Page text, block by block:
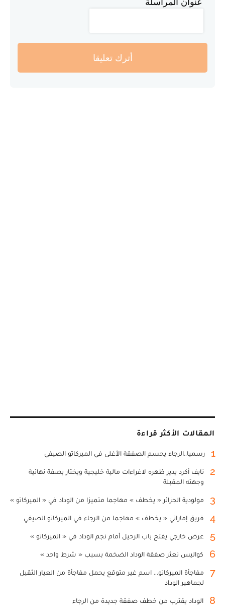
أترك تعليقا
المقالات الأكثر قراءة
1 رسميا..الرجاء يحسم الصفقة الأغلى في الميركاتو الصيفي
2
نايف أكرد يدير ظهره لاغراءات مالية خليجية ويختار بصفة نهائية
وجهته المقبلة
3 مولودية الجزائر « يخطف » مهاجما متميزا من الوداد في « الميركاتو »
4 فريق إماراتي « يخطف » مهاجما من الرجاء في الميركاتو الصيفي
5 عرض خارجي يفتح باب الرحيل أمام نجم الوداد في « الميركاتو »
6 كواليس تعثر صفقة الوداد الضخمة بسبب « شرط واحد »
7
مفاجأة الميركاتو... اسم غير متوقع يحمل مفاجأة من العيار الثقيل
لجماهير الوداد
8 الوداد يقترب من خطف صفقة جديدة من الرجاء